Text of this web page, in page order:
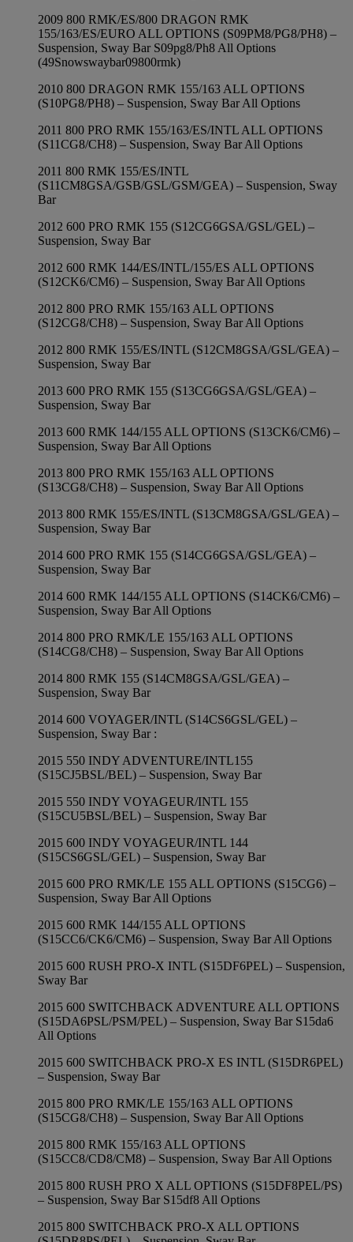
2009 800 RMK/ES/800 DRAGON RMK
155/163/ES/EURO ALL OPTIONS (S09PM8/PG8/PH8) –
Suspension, Sway Bar S09pg8/Ph8 All Options
(49Snowswaybar09800rmk)
2010 800 DRAGON RMK 155/163 ALL OPTIONS
(S10PG8/PH8) – Suspension, Sway Bar All Options
2011 800 PRO RMK 155/163/ES/INTL ALL OPTIONS
(S11CG8/CH8) – Suspension, Sway Bar All Options
2011 800 RMK 155/ES/INTL
(S11CM8GSA/GSB/GSL/GSM/GEA) – Suspension, Sway
Bar
2012 600 PRO RMK 155 (S12CG6GSA/GSL/GEL) –
Suspension, Sway Bar
2012 600 RMK 144/ES/INTL/155/ES ALL OPTIONS
(S12CK6/CM6) – Suspension, Sway Bar All Options
2012 800 PRO RMK 155/163 ALL OPTIONS
(S12CG8/CH8) – Suspension, Sway Bar All Options
2012 800 RMK 155/ES/INTL (S12CM8GSA/GSL/GEA) –
Suspension, Sway Bar
2013 600 PRO RMK 155 (S13CG6GSA/GSL/GEA) –
Suspension, Sway Bar
2013 600 RMK 144/155 ALL OPTIONS (S13CK6/CM6) –
Suspension, Sway Bar All Options
2013 800 PRO RMK 155/163 ALL OPTIONS
(S13CG8/CH8) – Suspension, Sway Bar All Options
2013 800 RMK 155/ES/INTL (S13CM8GSA/GSL/GEA) –
Suspension, Sway Bar
2014 600 PRO RMK 155 (S14CG6GSA/GSL/GEA) –
Suspension, Sway Bar
2014 600 RMK 144/155 ALL OPTIONS (S14CK6/CM6) –
Suspension, Sway Bar All Options
2014 800 PRO RMK/LE 155/163 ALL OPTIONS
(S14CG8/CH8) – Suspension, Sway Bar All Options
2014 800 RMK 155 (S14CM8GSA/GSL/GEA) –
Suspension, Sway Bar
2014 600 VOYAGER/INTL (S14CS6GSL/GEL) –
Suspension, Sway Bar :
2015 550 INDY ADVENTURE/INTL155
(S15CJ5BSL/BEL) – Suspension, Sway Bar
2015 550 INDY VOYAGEUR/INTL 155
(S15CU5BSL/BEL) – Suspension, Sway Bar
2015 600 INDY VOYAGEUR/INTL 144
(S15CS6GSL/GEL) – Suspension, Sway Bar
2015 600 PRO RMK/LE 155 ALL OPTIONS (S15CG6) –
Suspension, Sway Bar All Options
2015 600 RMK 144/155 ALL OPTIONS
(S15CC6/CK6/CM6) – Suspension, Sway Bar All Options
2015 600 RUSH PRO-X INTL (S15DF6PEL) – Suspension,
Sway Bar
2015 600 SWITCHBACK ADVENTURE ALL OPTIONS
(S15DA6PSL/PSM/PEL) – Suspension, Sway Bar S15da6
All Options
2015 600 SWITCHBACK PRO-X ES INTL (S15DR6PEL)
– Suspension, Sway Bar
2015 800 PRO RMK/LE 155/163 ALL OPTIONS
(S15CG8/CH8) – Suspension, Sway Bar All Options
2015 800 RMK 155/163 ALL OPTIONS
(S15CC8/CD8/CM8) – Suspension, Sway Bar All Options
2015 800 RUSH PRO X ALL OPTIONS (S15DF8PEL/PS)
– Suspension, Sway Bar S15df8 All Options
2015 800 SWITCHBACK PRO-X ALL OPTIONS